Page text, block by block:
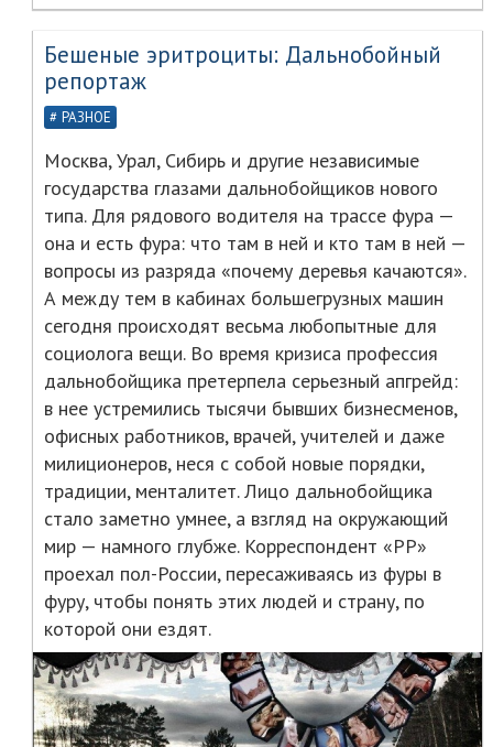
Бешеные эритроциты: Дальнобойный
репортаж
РАЗНОЕ
Москва, Урал, Сибирь и другие независимые
государства глазами дальнобойщиков нового
типа. Для рядового водителя на трассе фура —
она и есть фура: что там в ней и кто там в ней —
вопросы из разряда «почему деревья качаются».
А между тем в кабинах большегрузных машин
сегодня происходят весьма любопытные для
социолога вещи. Во время кризиса профессия
дальнобойщика претерпела серьезный апгрейд:
в нее устремились тысячи бывших бизнесменов,
офисных работников, врачей, учителей и даже
милиционеров, неся с собой новые порядки,
традиции, менталитет. Лицо дальнобойщика
стало заметно умнее, а взгляд на окружающий
мир — намного глубже. Корреспондент «РР»
проехал пол-России, пересаживаясь из фуры в
фуру, чтобы понять этих людей и страну, по
которой они ездят.